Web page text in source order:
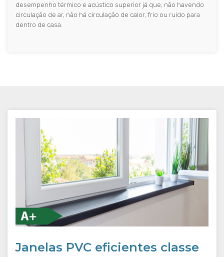
desempenho térmico e acústico superior já que, não havendo
circulação de ar, não há circulação de calor, frio ou ruído para
dentro de casa.
Janelas PVC eficientes classe